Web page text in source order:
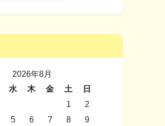
2026年8月
水 木 金 土
日
1
2
5 6 7 8
9